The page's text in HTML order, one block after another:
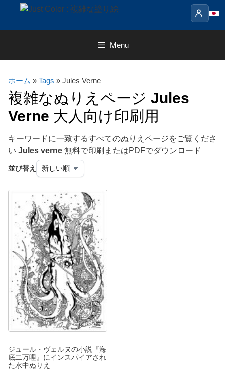
content
Menu
ホーム » Tags » Jules Verne
複雑なぬりえページ Jules
Verne 大人向け印刷用
キーワードに一致するすべてのぬりえページをご覧くださ
い Jules verne 無料で印刷またはPDFでダウンロード
並び替え
ジュール・ヴェルヌの小説『海
底二万哩』にインスパイアされ
た水中ぬりえ